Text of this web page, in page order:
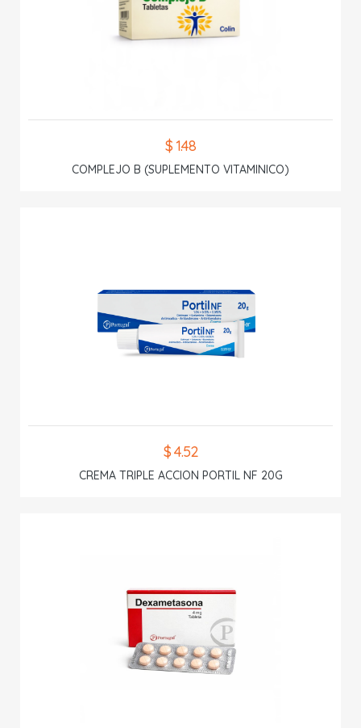
$ 1.48
COMPLEJO B (SUPLEMENTO VITAMINICO)
$ 4.52
CREMA TRIPLE ACCION PORTIL NF 20G